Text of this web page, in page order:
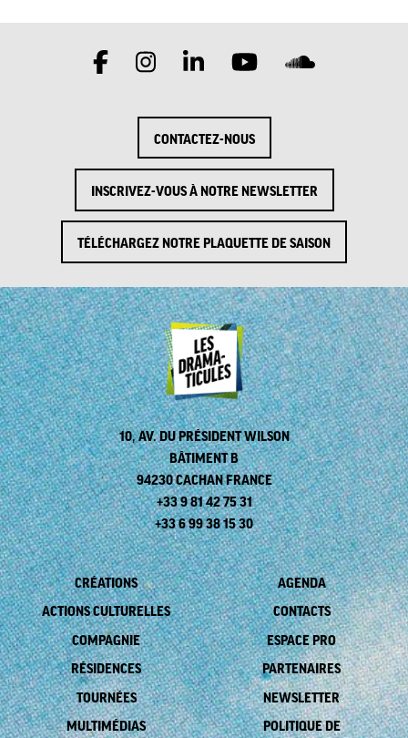
CONTACTEZ-NOUS
INSCRIVEZ-VOUS À NOTRE NEWSLETTER
TÉLÉCHARGEZ NOTRE PLAQUETTE DE SAISON
10, AV. DU PRÉSIDENT WILSON
BÂTIMENT B
94230 CACHAN FRANCE
+33 9 81 42 75 31
+33 6 99 38 15 30
CRÉATIONS
ACTIONS CULTURELLES
COMPAGNIE
RÉSIDENCES
TOURNÉES
MULTIMÉDIAS
AGENDA
CONTACTS
ESPACE PRO
PARTENAIRES
NEWSLETTER
POLITIQUE DE